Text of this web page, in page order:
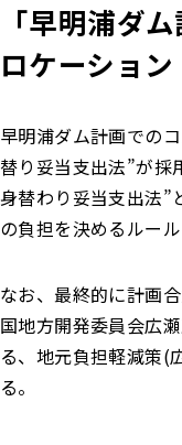
「早明浦ダ
ロケーション
早明浦ダム計画での
替り妥当支出法”が採
身替わり妥当支出法”
の負担を決めるルー
なお、最終的に計画
国地方開発委員会広
る、地元負担軽減策(
る。